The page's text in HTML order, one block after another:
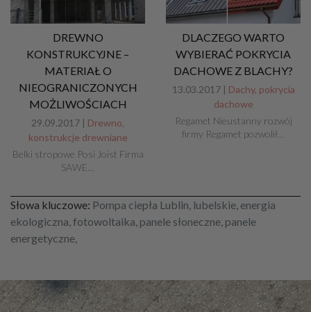
DREWNO
KONSTRUKCYJNE –
MATERIAŁ O
NIEOGRANICZONYCH
MOŻLIWOŚCIACH
29.09.2017 | Drewno,
konstrukcje drewniane
Belki stropowe Posi Joist Firma
SAWE…
DLACZEGO WARTO
WYBIERAĆ POKRYCIA
DACHOWE Z BLACHY?
13.03.2017 | Dachy, pokrycia
dachowe
Regamet Nieustanny rozwój
firmy Regamet pozwolił…
Słowa kluczowe: Pompa ciepła Lublin, lubelskie, energia
ekologiczna, fotowoltaika, panele słoneczne, panele
energetyczne,